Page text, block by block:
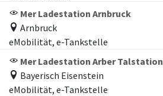
Mer Ladestation Arnbruck
Arnbruck
eMobilität, e-Tankstelle
Mer Ladestation Arber Talstation
Bayerisch Eisenstein
eMobilität, e-Tankstelle